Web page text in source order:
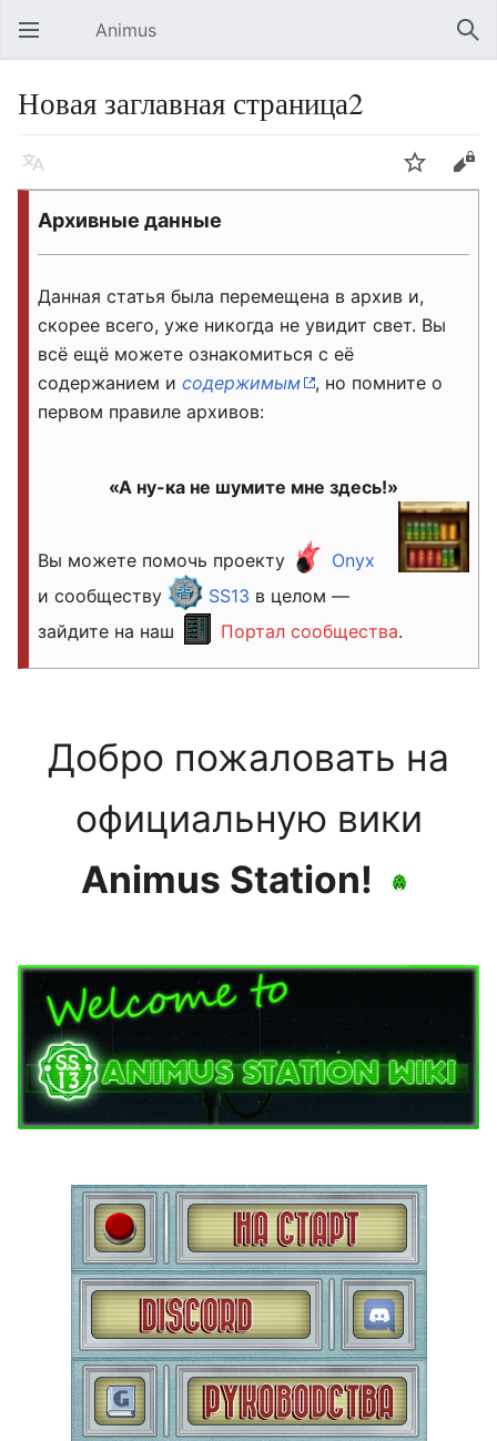
Открыть главное меню Animus
Новая заглавная страница2
Язык Следить
Архивные данные
Данная статья была перемещена в архив и,
скорее всего, уже никогда не увидит свет. Вы
всё ещё можете ознакомиться с её
содержанием и содержимым
, но помните о
первом правиле архивов:
«А ну-ка не шумите мне здесь!»
Вы можете помочь проекту
Onyx
и сообществу
SS13 в целом —
зайдите на наш
Портал сообщества.
Добро пожаловать на
официальную вики
Animus Station!